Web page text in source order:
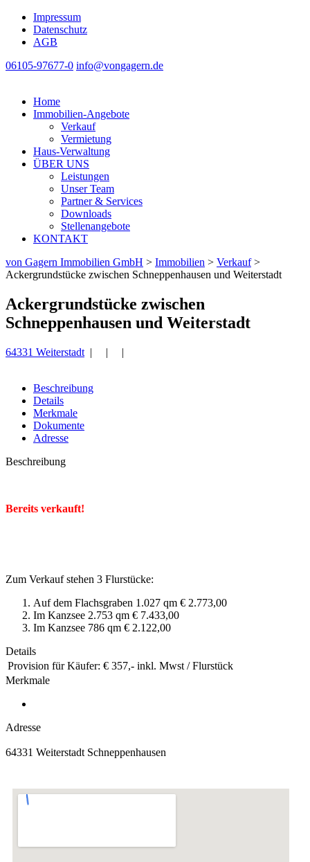
Impressum
Datenschutz
AGB
06105-97677-0 info@vongagern.de
Home
Immobilien-Angebote
Verkauf
Vermietung
Haus-Verwaltung
ÜBER UNS
Leistungen
Unser Team
Partner & Services
Downloads
Stellenangebote
KONTAKT
von Gagern Immobilien GmbH > Immobilien > Verkauf>
Ackergrundstücke zwischen Schneppenhausen und Weiterstadt
Ackergrundstücke zwischen
Schneppenhausen und Weiterstadt
64331 Weiterstadt | | |
Beschreibung
Details
Merkmale
Dokumente
Adresse
Beschreibung
Bereits verkauft!
Zum Verkauf stehen 3 Flurstücke:
Auf dem Flachsgraben 1.027 qm € 2.773,00
Im Kanzsee 2.753 qm € 7.433,00
Im Kanzsee 786 qm € 2.122,00
Details
Provision für Käufer: € 357,- inkl. Mwst / Flurstück
Merkmale
Adresse
64331 Weiterstadt Schneppenhausen